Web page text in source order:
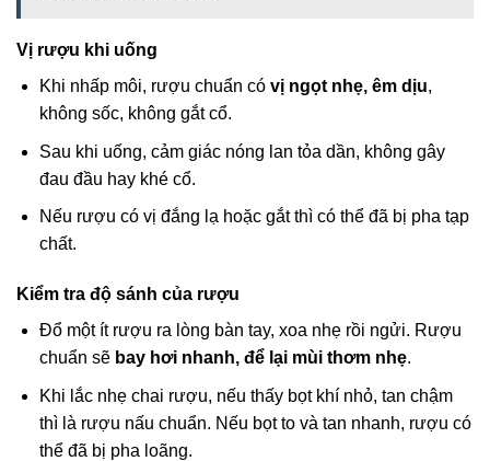
Vị rượu khi uống
Khi nhấp môi, rượu chuẩn có vị ngọt nhẹ, êm dịu,
không sốc, không gắt cổ.
Sau khi uống, cảm giác nóng lan tỏa dần, không gây
đau đầu hay khé cổ.
Nếu rượu có vị đắng lạ hoặc gắt thì có thể đã bị pha tạp
chất.
Kiểm tra độ sánh của rượu
Đổ một ít rượu ra lòng bàn tay, xoa nhẹ rồi ngửi. Rượu
chuẩn sẽ bay hơi nhanh, để lại mùi thơm nhẹ.
Khi lắc nhẹ chai rượu, nếu thấy bọt khí nhỏ, tan chậm
thì là rượu nấu chuẩn. Nếu bọt to và tan nhanh, rượu có
thể đã bị pha loãng.